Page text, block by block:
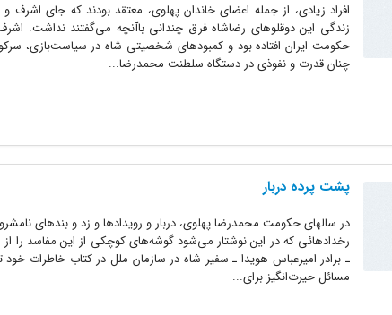
افراد زیادی، از جمله اعضای خاندان پهلوی، معتقد بودند که جای
زندگی این دوقلوهای رضاشاه فرق چندانی باآنچه می‌گفتند نداشت.
حکومت ایران افتاده بود و کمبودهای شخصیتی شاه در سیاست‌بازی،
چنان قدرت و نفوذی در دستگاه سلطنت محمدرضا...
پشت پرده دربار
در سالهای حکومت محمد‌رضا پهلوی، دربار و رویدادها و زد و بندهای
رخدادهائی که در این نوشتار می‌شود گوشه‌های کوچکی از این مفاسد را
مسائل حیرت‌انگیز برای...